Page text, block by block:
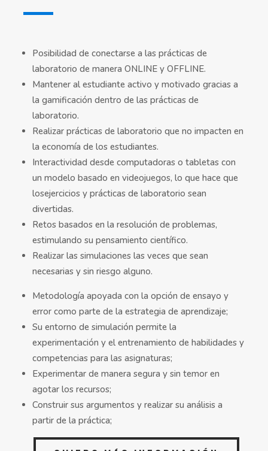
Posibilidad de conectarse a las prácticas de
laboratorio de manera ONLINE y OFFLINE.
Mantener al estudiante activo y motivado gracias a
la gamificación dentro de las prácticas de
laboratorio.
Realizar prácticas de laboratorio que no impacten en
la economía de los estudiantes.
Interactividad desde computadoras o tabletas con
un modelo basado en videojuegos, lo que hace que
losejercicios y prácticas de laboratorio sean
divertidas.
Retos basados en la resolución de problemas,
estimulando su pensamiento científico.
Realizar las simulaciones las veces que sean
necesarias y sin riesgo alguno.
Metodología apoyada con la opción de ensayo y
error como parte de la estrategia de aprendizaje;
Su entorno de simulación permite la
experimentación y el entrenamiento de habilidades y
competencias para las asignaturas;
Experimentar de manera segura y sin temor en
agotar los recursos;
Construir sus argumentos y realizar su análisis a
partir de la práctica;